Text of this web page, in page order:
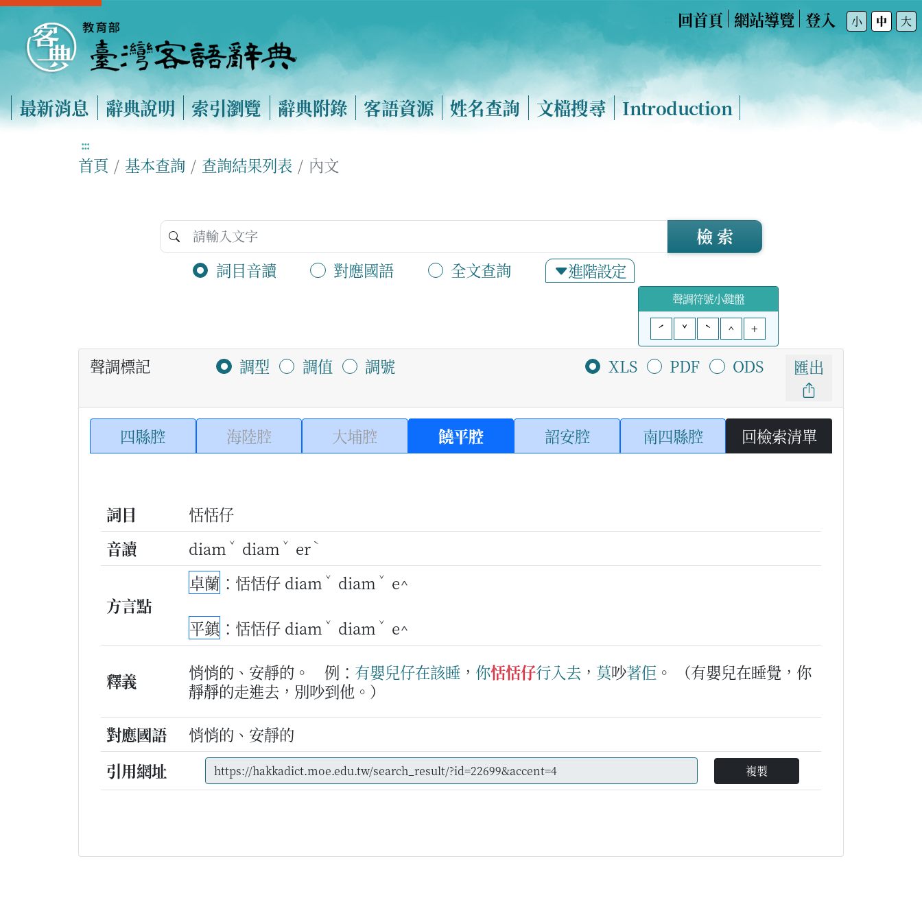
回首頁 網站導覽 登入 小 中 大
最新消息 辭典說明 索引瀏覽 辭典附錄 客語資源 姓名查詢 文檔搜尋 Introduction
:::
首頁 基本查詢 查詢結果列表 內文
詞目音讀 對應國語 全文查詢 進階設定
檢 索
聲調符號小鍵盤
ˊ
ˇ ˋ ^ +
聲調標記 調型 調值 調號 XLS PDF ODS 匯出
四縣腔 海陸腔 大埔腔 饒平腔 詔安腔 南四縣腔 回檢索清單
詞目
恬恬仔
音讀
diam ˇ diam ˇ er ˋ
方言點
卓蘭 ：恬恬仔 diam ˇ diam ˇ e^
平鎮 ：恬恬仔 diam ˇ diam ˇ e^
釋義 悄悄的、安靜的。 例： 有嬰兒仔在該睡 ， 你恬恬仔行入去 ， 莫吵著佢 。
（有嬰兒在睡覺，你
靜靜的走進去，別吵到他。）
對應國語
悄悄的、安靜的
引用網址
複製